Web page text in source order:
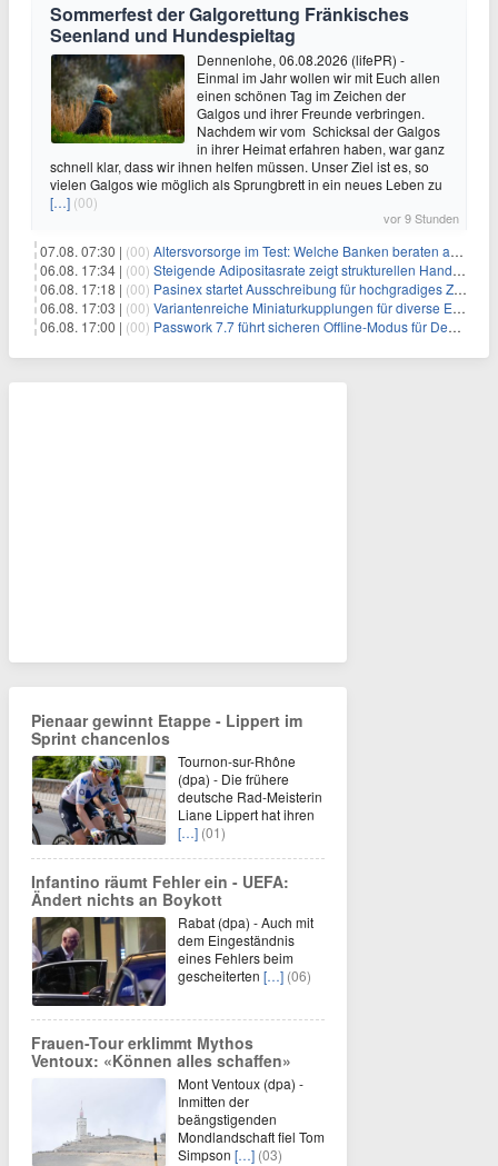
Sommerfest der Galgorettung Fränkisches
Seenland und Hundespieltag
Dennenlohe, 06.08.2026 (lifePR) -
Einmal im Jahr wollen wir mit Euch allen
einen schönen Tag im Zeichen der
Galgos und ihrer Freunde verbringen.
Nachdem wir vom Schicksal der Galgos
in ihrer Heimat erfahren haben, war ganz
schnell klar, dass wir ihnen helfen müssen. Unser Ziel ist es, so
vielen Galgos wie möglich als Sprungbrett in ein neues Leben zu
[…] (00)
vor 9 Stunden
07.08. 07:30 | (00) Altersvorsorge im Test: Welche Banken beraten am besten?
06.08. 17:34 | (00) Steigende Adipositasrate zeigt strukturellen Handlungsbedarf bei der Ernährung schulpflichtiger Kinder
06.08. 17:18 | (00) Pasinex startet Ausschreibung für hochgradiges Zinksulfidkonzentrat mit Germanium- und Silbergehalten und stellt ein Betriebsupdate bereit
06.08. 17:03 | (00) Variantenreiche Miniaturkupplungen für diverse Einsatzbereiche
06.08. 17:00 | (00) Passwork 7.7 führt sicheren Offline-Modus für Desktop- und Mobile-Apps ein
Pienaar gewinnt Etappe - Lippert im
Sprint chancenlos
Tournon-sur-Rhône
(dpa) - Die frühere
deutsche Rad-Meisterin
Liane Lippert hat ihren
[…] (01)
Infantino räumt Fehler ein - UEFA:
Ändert nichts an Boykott
Rabat (dpa) - Auch mit
dem Eingeständnis
eines Fehlers beim
gescheiterten […] (06)
Frauen-Tour erklimmt Mythos
Ventoux: «Können alles schaffen»
Mont Ventoux (dpa) -
Inmitten der
beängstigenden
Mondlandschaft fiel Tom
Simpson […] (03)